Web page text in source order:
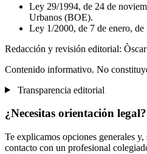
Ley 29/1994, de 24 de
Urbanos (BOE).
Ley 1/2000, de 7 de enero,
Redacción y revisión editorial:
Contenido informativo. No
Transparencia editorial
¿Necesitas orientación legal?
Te explicamos opciones generales
contacto con un profesional